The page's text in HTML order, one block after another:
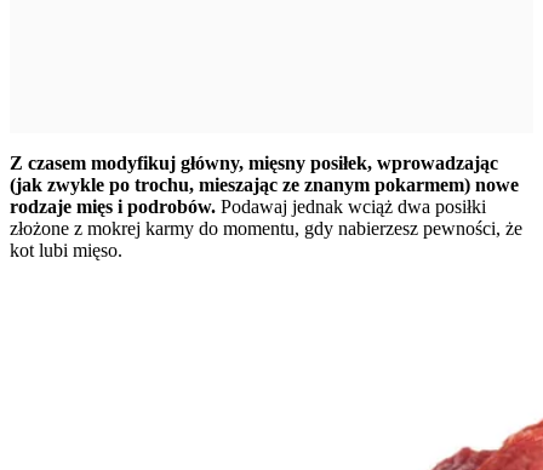
Z czasem modyfikuj główny, mięsny posiłek, wprowadzając
(jak zwykle po trochu, mieszając ze znanym pokarmem) nowe
rodzaje mięs i podrobów. Podawaj jednak wciąż dwa posiłki
złożone z mokrej karmy do momentu, gdy nabierzesz pewności, że
kot lubi mięso.